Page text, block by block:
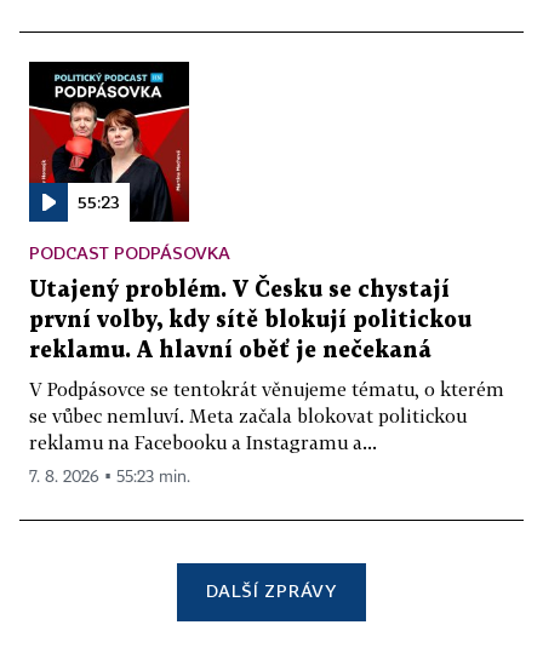
55:23
PODCAST PODPÁSOVKA
Utajený problém. V Česku se chystají
první volby, kdy sítě blokují politickou
reklamu. A hlavní oběť je nečekaná
V Podpásovce se tentokrát věnujeme tématu, o kterém
se vůbec nemluví. Meta začala blokovat politickou
reklamu na Facebooku a Instagramu a...
7. 8. 2026 ▪ 55:23 min.
DALŠÍ ZPRÁVY